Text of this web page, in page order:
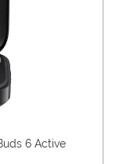
6 Active